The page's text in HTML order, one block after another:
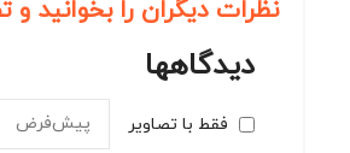
نظرات دیگران را بخوانید و
دیدگاهها
فقط با تصاویر